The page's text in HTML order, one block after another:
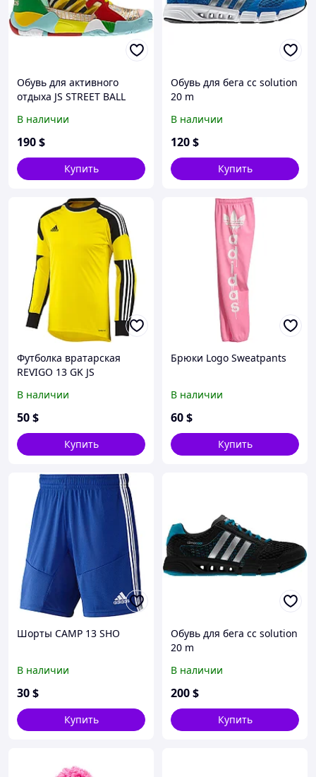
Обувь для активного
отдыха JS STREET BALL
В наличии
190$
Купить
Обувь для бега cc solution
20 m
В наличии
120$
Купить
Футболка вратарская
REVIGO 13 GK JS
В наличии
50$
Купить
Брюки Logo Sweatpants
В наличии
60$
Купить
Шорты CAMP 13 SHO
В наличии
30$
Купить
Обувь для бега cc solution
20 m
В наличии
200$
Купить